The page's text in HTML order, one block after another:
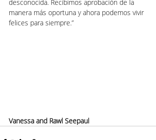
desconocida. Recibimos aprobación de la
manera más oportuna y ahora podemos vivir
felices para siempre.”
Vanessa and Rawl Seepaul